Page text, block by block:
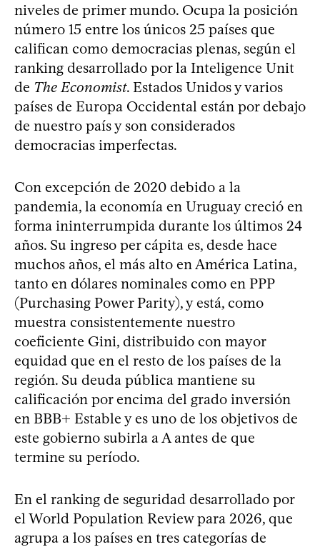
niveles de primer mundo. Ocupa la posición
número 15 entre los únicos 25 países que
califican como democracias plenas, según el
ranking desarrollado por la Inteligence Unit
de The Economist. Estados Unidos y varios
países de Europa Occidental están por debajo
de nuestro país y son considerados
democracias imperfectas.
Con excepción de 2020 debido a la
pandemia, la economía en Uruguay creció en
forma ininterrumpida durante los últimos 24
años. Su ingreso per cápita es, desde hace
muchos años, el más alto en América Latina,
tanto en dólares nominales como en PPP
(Purchasing Power Parity), y está, como
muestra consistentemente nuestro
coeficiente Gini, distribuido con mayor
equidad que en el resto de los países de la
región. Su deuda pública mantiene su
calificación por encima del grado inversión
en BBB+ Estable y es uno de los objetivos de
este gobierno subirla a A antes de que
termine su período.
En el ranking de seguridad desarrollado por
el World Population Review para 2026, que
agrupa a los países en tres categorías de